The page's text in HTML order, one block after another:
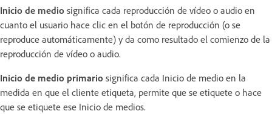
Inicio de medio significa cada reproducción de vídeo o audio en
cuanto el usuario hace clic en el botón de reproducción (o se
reproduce automáticamente) y da como resultado el comienzo de la
reproducción de vídeo o audio.
Inicio de medio primario significa cada Inicio de medio en la
medida en que el cliente etiqueta, permite que se etiquete o hace
que se etiquete ese Inicio de medios.